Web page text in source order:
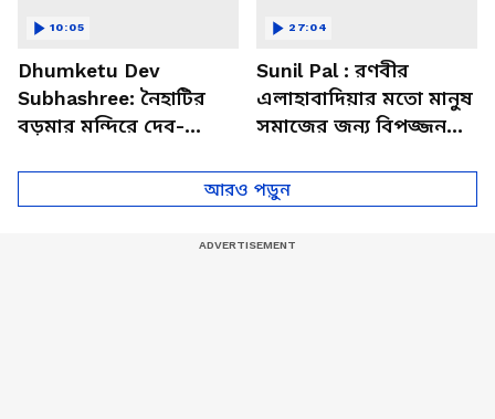
Dhumketu Dev
Subhashree: নৈহাটির
বড়মার মন্দিরে দেব-
10:05
Sunil Pal : রণবীর
এলাহাবাদিয়ার মতো মানুষ
সমাজের জন্য বিপজ্জনক :
27:04
আরও পড়ুন